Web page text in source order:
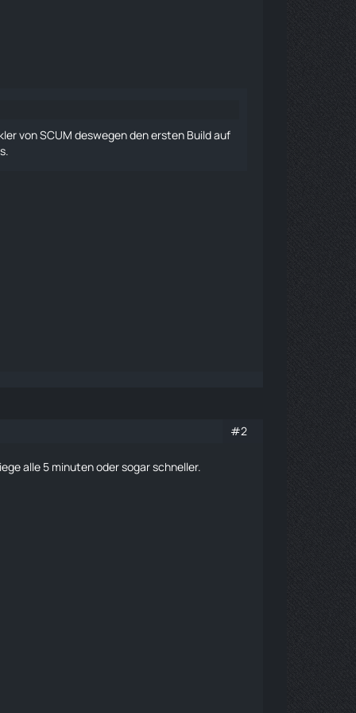
von SCUM deswegen den ersten Build auf
#2
alle 5 minuten oder sogar schneller.